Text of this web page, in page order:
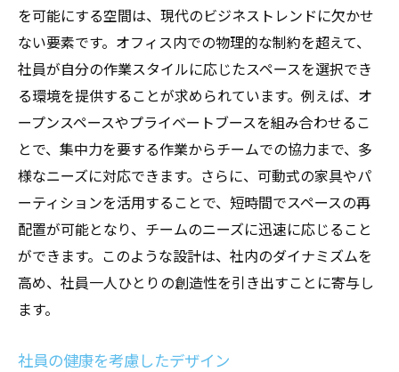
を可能にする空間は、現代のビジネストレンドに欠かせ
ない要素です。オフィス内での物理的な制約を超えて、
社員が自分の作業スタイルに応じたスペースを選択でき
る環境を提供することが求められています。例えば、オ
ープンスペースやプライベートブースを組み合わせるこ
とで、集中力を要する作業からチームでの協力まで、多
様なニーズに対応できます。さらに、可動式の家具やパ
ーティションを活用することで、短時間でスペースの再
配置が可能となり、チームのニーズに迅速に応じること
ができます。このような設計は、社内のダイナミズムを
高め、社員一人ひとりの創造性を引き出すことに寄与し
ます。
社員の健康を考慮したデザイン